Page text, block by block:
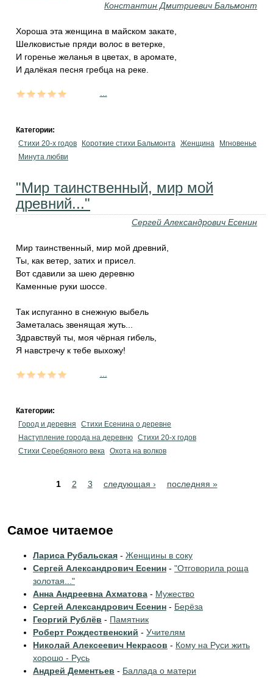
Константин Дмитриевич Бальмонт
Хороша эта женщина в майском закате,
Шелковистые пряди волос в ветерке,
И горенье желанья в цветах, в аромате,
И далёкая песня гребца на реке.
Категории:
Стихи 20-х годов
Короткие стихи Бальмонта Женщина
Мгновенье
Минута любви
"Мир таинственный, мир мой
древний..."
Сергей Александрович Есенин
Мир таинственный, мир мой древний,
Ты, как ветер, затих и присел.
Вот сдавили за шею деревню
Каменные руки шоссе.
Так испуганно в снежную выбель
Заметалась звенящая жуть...
Здравствуй ты, моя чёрная гибель,
Я навстречу к тебе выхожу!
Категории:
Город и деревня
Стихи Есенина о деревне
Наступление города на деревню Стихи 20-х годов
Стихи Серебряного века Охота на волков
1 2 3 следующая › последняя »
Самое читаемое
Лариса Рубальская - Женщины в соку
Сергей Александрович Есенин - "Отговорила роща
золотая..."
Анна Андреевна Ахматова - Мужество
Сергей Александрович Есенин - Берёза
Георгий Рублёв - Памятник
Роберт Рождественский - Учителям
Николай Алексеевич Некрасов - Кому на Руси жить
хорошо - Русь
Андрей Дементьев - Баллада о матери